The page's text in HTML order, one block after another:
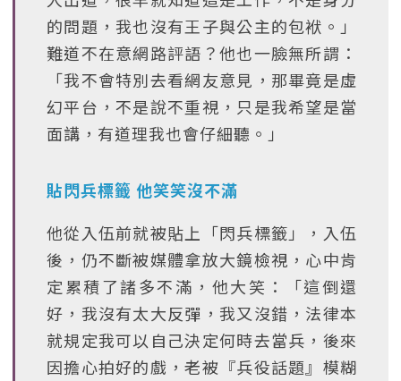
的問題，我也沒有王子與公主的包袱。」
難道不在意網路評語？他也一臉無所謂：
「我不會特別去看網友意見，那畢竟是虛
幻平台，不是說不重視，只是我希望是當
面講，有道理我也會仔細聽。」
貼閃兵標籤 他笑笑沒不滿
他從入伍前就被貼上「閃兵標籤」，入伍
後，仍不斷被媒體拿放大鏡檢視，心中肯
定累積了諸多不滿，他大笑：「這倒還
好，我沒有太大反彈，我又沒錯，法律本
就規定我可以自己決定何時去當兵，後來
因擔心拍好的戲，老被『兵役話題』模糊